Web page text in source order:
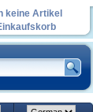
keine Artikel